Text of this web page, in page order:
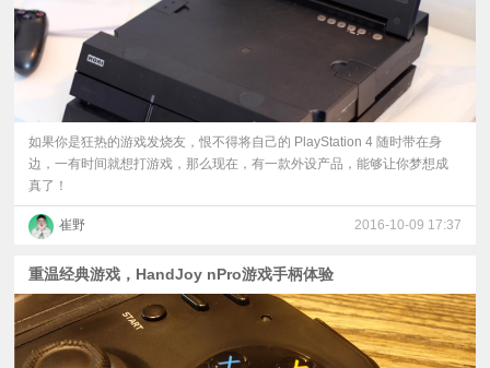
如果你是狂热的游戏发烧友，恨不得将自己的 PlayStation 4 随时带在身
边，一有时间就想打游戏，那么现在，有一款外设产品，能够让你梦想成
真了！
崔野 2016-10-09 17:37
重温经典游戏，HandJoy nPro游戏手柄体验